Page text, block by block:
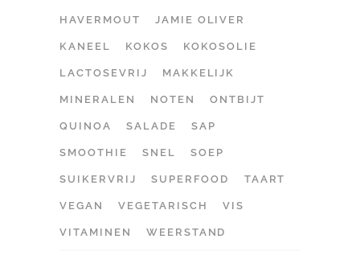
HAVERMOUT JAMIE OLIVER
KANEEL KOKOS KOKOSOLIE
LACTOSEVRIJ MAKKELIJK
MINERALEN NOTEN ONTBIJT
QUINOA SALADE SAP
SMOOTHIE SNEL SOEP
SUIKERVRIJ SUPERFOOD TAART
VEGAN VEGETARISCH VIS
VITAMINEN WEERSTAND